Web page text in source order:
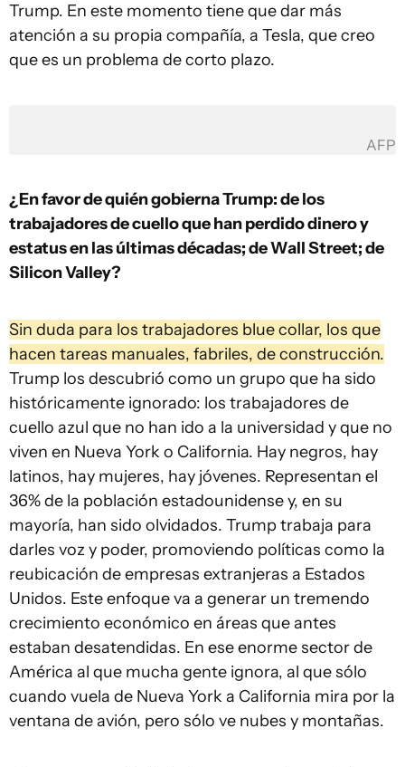
Trump. En este momento tiene que dar más
atención a su propia compañía, a Tesla, que creo
que es un problema de corto plazo.
AFP
¿En favor de quién gobierna Trump: de los
trabajadores de cuello que han perdido dinero y
estatus en las últimas décadas; de Wall Street; de
Silicon Valley?
Sin duda para los trabajadores blue collar, los que
hacen tareas manuales, fabriles, de construcción.
Trump los descubrió como un grupo que ha sido
históricamente ignorado: los trabajadores de
cuello azul que no han ido a la universidad y que no
viven en Nueva York o California. Hay negros, hay
latinos, hay mujeres, hay jóvenes. Representan el
36% de la población estadounidense y, en su
mayoría, han sido olvidados. Trump trabaja para
darles voz y poder, promoviendo políticas como la
reubicación de empresas extranjeras a Estados
Unidos. Este enfoque va a generar un tremendo
crecimiento económico en áreas que antes
estaban desatendidas. En ese enorme sector de
América al que mucha gente ignora, al que sólo
cuando vuela de Nueva York a California mira por la
ventana de avión, pero sólo ve nubes y montañas.